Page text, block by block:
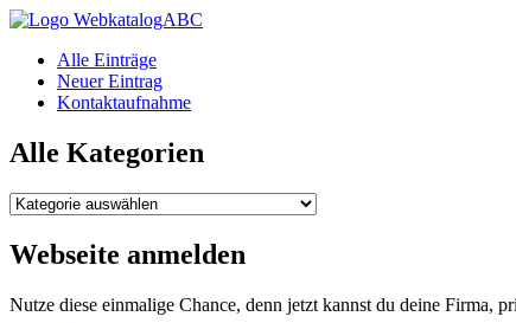
WebkatalogABC
Alle Einträge
Neuer Eintrag
Kontaktaufnahme
Alle Kategorien
Alle
Webseite anmelden
Nutze diese einmalige Chance, denn jetzt kannst du deine Firma,